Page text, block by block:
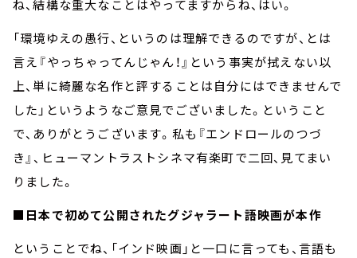
ね、結構な重大なことはやってますからね、はい。
「環境ゆえの愚行、というのは理解できるのですが、とは
言え『やっちゃってんじゃん！』という事実が拭えない以
上、単に綺麗な名作と評することは自分にはできませんで
した」というようなご意見でございました。ということ
で、ありがとうございます。私も『エンドロールのつづ
き』、ヒューマントラストシネマ有楽町で二回、見てまい
りました。
■日本で初めて公開されたグジャラート語映画が本作
ということでね、「インド映画」と一口に言っても、言語も